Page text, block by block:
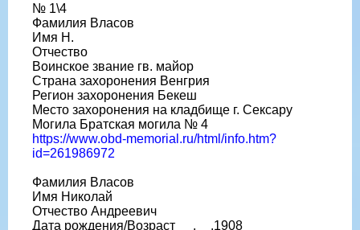
№ 1\4
Фамилия Власов
Имя Н.
Отчество
Воинское звание гв. майор
Страна захоронения Венгрия
Регион захоронения Бекеш
Место захоронения на кладбище г. Сексару
Могила Братская могила № 4
https://www.obd-memorial.ru/html/info.htm?
id=261986972
Фамилия Власов
Имя Николай
Отчество Андреевич
Дата рождения/Возраст __.__.1908